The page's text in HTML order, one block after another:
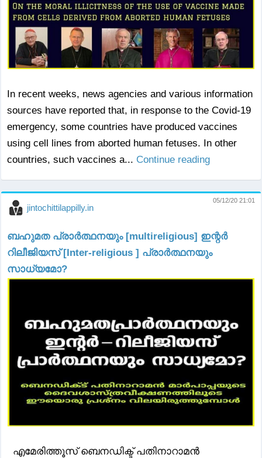
In recent weeks, news agencies and various information
sources have reported that, in response to the Covid-19
emergency, some countries have produced vaccines
using cell lines from aborted human fetuses. In other
countries, such vaccines a... Continue reading
jintochittilappilly.in
05/12/20 21:01
ബഹുമത പ്രാർത്ഥനയും [multireligious] ഇന്റർ
റിലീജിയസ് [Inter-religious ] പ്രാർത്ഥനയും
സാധ്യമോ?
എമേരിത്തൂസ് ബെനഡിക്ട് പതിനാറാമൻ